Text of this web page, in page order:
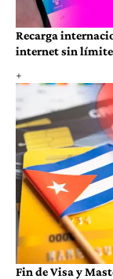
Recarga
internet sin
Fin de Visa y